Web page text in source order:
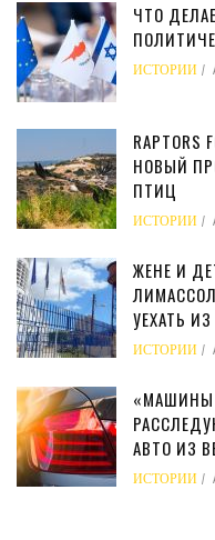
ЧТО
ИСТОРИИ
НОВЫЙ
ПТИЦ
ИСТОРИИ
ЖЕНЕ И
УЕХАТЬ
ИСТОРИИ
«МАШИНЫ
АВТО ИЗ
ИСТОРИИ